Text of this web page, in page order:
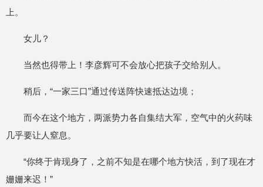
上。
女儿？
当然也得带上！李彦辉可不会放心把孩子交给别人。
稍后，“一家三口”通过传送阵快速抵达边境；
而今在这个地方，两派势力各自集结大军，空气中的火药味
几乎要让人窒息。
“你终于肯现身了，之前不知是在哪个地方快活，到了现在才
姗姗来迟！”